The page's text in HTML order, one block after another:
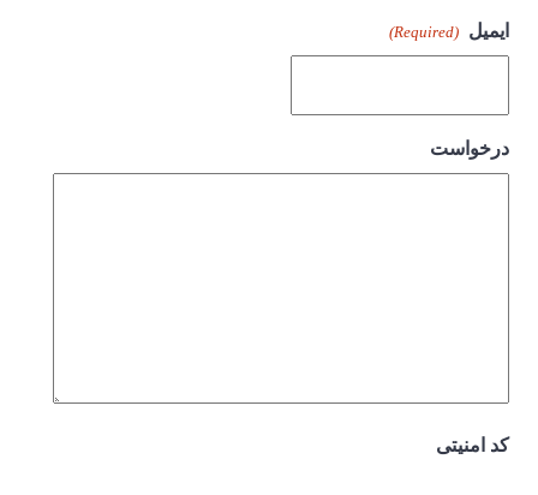
ایمیل (Required)
درخواست
کد امنیتی